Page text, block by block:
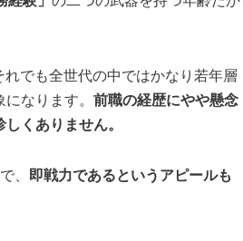
でも全世代の中ではかなり若年層
なります。 前職の経歴にやや懸念
くありません。
、
即戦力であるというアピールも